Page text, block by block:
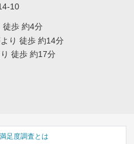
10
徒歩 約4分
り 徒歩 約14分
徒歩 約17分
足度調査とは